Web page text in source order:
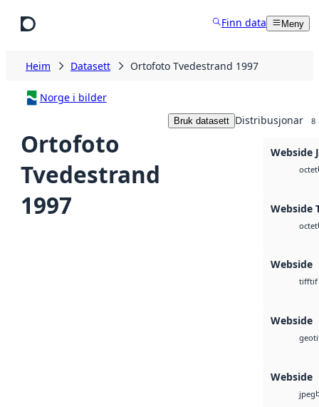
Finn data Meny
Heim Datasett Ortofoto Tvedestrand 1997
Norge i bilder
Ortofoto
Tvedestrand
1997
Bruk datasett Distribusjonar 8
Webside
octet
Webside
octet
Webside
tifftif
Webside
Webside
jpeg